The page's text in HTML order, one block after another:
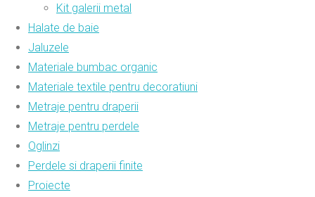
Kit galerii metal
Halate de baie
Jaluzele
Materiale bumbac organic
Materiale textile pentru decoratiuni
Metraje pentru draperii
Metraje pentru perdele
Oglinzi
Perdele si draperii finite
Proiecte